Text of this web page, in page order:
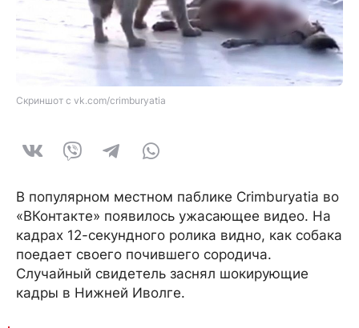
Скриншот с vk.com/crimburyatia
В популярном местном паблике Crimburyatia во
«ВКонтакте» появилось ужасающее видео. На
кадрах 12-секундного ролика видно, как собака
поедает своего почившего сородича.
Случайный свидетель заснял шокирующие
кадры в Нижней Иволге.